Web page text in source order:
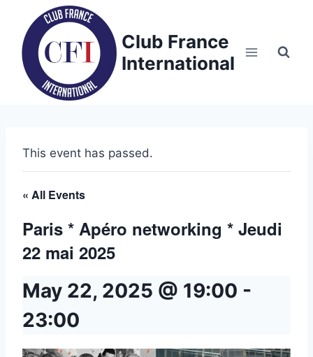
content
Club France
International
This event has passed.
« All Events
Paris * Apéro networking * Jeudi
22 mai 2025
May 22, 2025 @ 19:00 -
23:00